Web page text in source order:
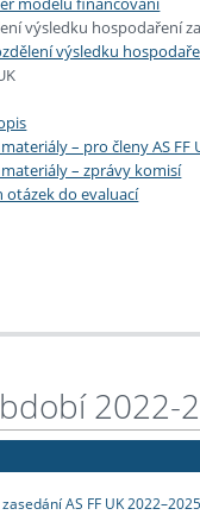
výsledku hospodaření
výsledku
– pro členy AS FF
– zprávy komisí
otázek do evaluací
2022-
AS FF UK 2022–2025